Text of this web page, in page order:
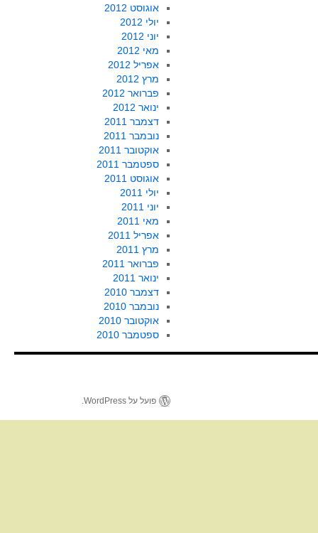
אוגוסט 2012
יולי 2012
יוני 2012
מאי 2012
אפריל 2012
מרץ 2012
פברואר 2012
ינואר 2012
דצמבר 2011
נובמבר 2011
אוקטובר 2011
ספטמבר 2011
אוגוסט 2011
יולי 2011
יוני 2011
מאי 2011
אפריל 2011
מרץ 2011
פברואר 2011
ינואר 2011
דצמבר 2010
נובמבר 2010
אוקטובר 2010
ספטמבר 2010
פועל על WordPress.